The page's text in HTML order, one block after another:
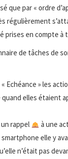
que par « ordre
régulièrement
prises en compte à
de tâches de
Echéance » les
elles étaient
rappel
à une
elle y
n’était pas